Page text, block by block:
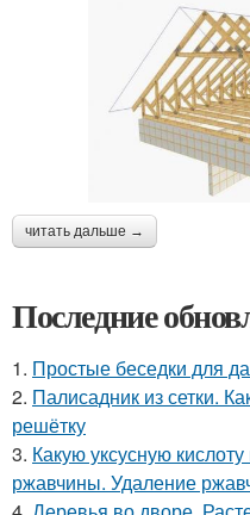
читать дальше →
Последние
1. Простые беседки для
2. Палисадник из сетки.
решётку
3. Какую уксусную
ржавчины. Удаление